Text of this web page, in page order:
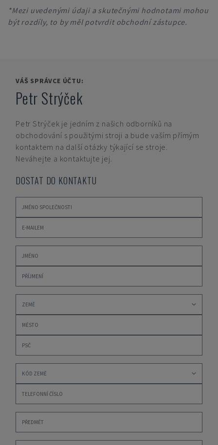
*Mezi uvedenými údaji a skutečnými hodnotami mohou
být rozdíly, to by měl potvrdit obchodní zástupce.
VÁŠ SPRÁVCE ÚČTU:
Petr Strýček
Petr Strýček je jedním z našich odborníků na
obchodování s použitými stroji a bude vaším přímým
kontaktem na další otázky týkající se stroje.
Neváhejte a kontaktujte jej.
DOSTAT DO KONTAKTU